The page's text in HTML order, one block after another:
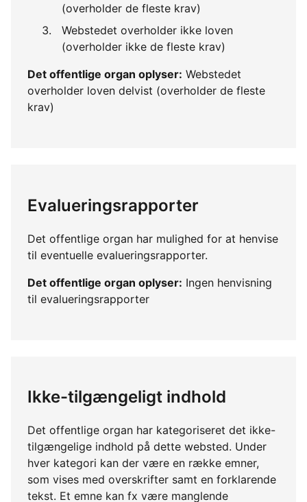
(overholder de fleste krav)
Webstedet overholder ikke loven
(overholder ikke de fleste krav)
Det offentlige organ oplyser: Webstedet
overholder loven delvist (overholder de fleste
krav)
Evalueringsrapporter
Det offentlige organ har mulighed for at henvise
til eventuelle evalueringsrapporter.
Det offentlige organ oplyser: Ingen henvisning
til evalueringsrapporter
Ikke-tilgængeligt indhold
Det offentlige organ har kategoriseret det ikke-
tilgængelige indhold på dette websted. Under
hver kategori kan der være en række emner,
som vises med overskrifter samt en forklarende
tekst. Et emne kan fx være manglende